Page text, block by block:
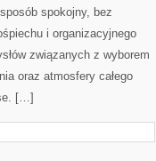
spokojny, bez
i organizacyjnego
związanych z wyborem
oraz atmosfery całego
[…]